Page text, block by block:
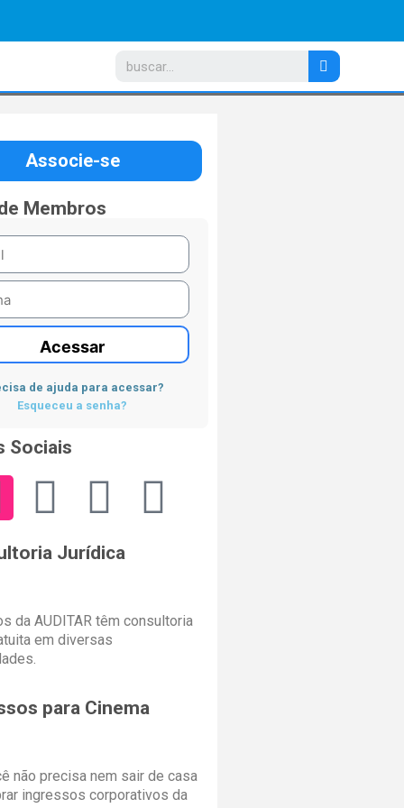
Associe-se
Membros
Acessar
de ajuda para acessar?
Esqueceu a senha?
Sociais
Jurídica
da AUDITAR têm consultoria
em diversas
para Cinema
não precisa nem sair de casa
ingressos corporativos da